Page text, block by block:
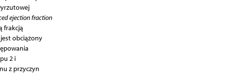
ejection fraction
frakcją
obciążony
2 i
z przyczyn